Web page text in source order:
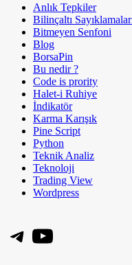
Anlık Tepkiler
Bilinçaltı
Bitmeyen Senfoni
Blog
BorsaPin
Bu nedir ?
Code is prority
Halet-i Ruhiye
İndikatör
Karma Karışık
Pine Script
Python
Teknik Analiz
Teknoloji
Trading View
Wordpress
Telegram
YouTube